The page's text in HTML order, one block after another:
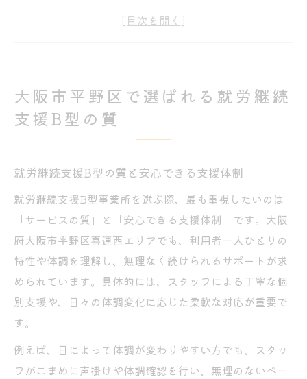
る方法
平野区の就労継続支援B型が重視するサポー
自分らしく通える就労継続支援B型の見極め方
無理なく続けやすい就労継続支援B型の条件
自分の特性に合う就労継続支援B型の見つけ
方
就労継続支援B型の見学で確認すべきポイン
平野区で自分に合ったB型作業所の選択基準
音楽活動やパソコン作業で多彩なB型支援を体
大阪市平野区で選ばれる就労継続
支援B型の質
就労継続支援B型の質と安心できる支援体制
就労継続支援B型事業所を選ぶ際、最も重視したいのは
「サービスの質」と「安心できる支援体制」です。大阪
府大阪市平野区喜連西エリアでも、利用者一人ひとりの
特性や体調を理解し、無理なく続けられるサポートが求
められています。具体的には、スタッフによる丁寧な個
別支援や、日々の体調変化に応じた柔軟な対応が重要で
す。
例えば、日によって体調が変わりやすい方でも、スタッ
フがこまめに声掛けや体調確認を行い、無理のないペー